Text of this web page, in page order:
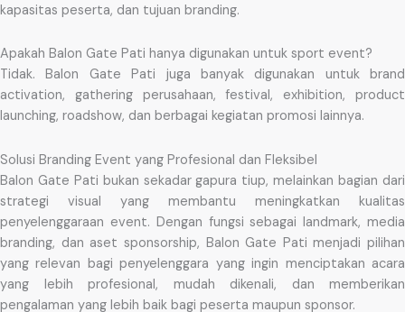
kapasitas peserta, dan tujuan branding.
Apakah Balon Gate Pati hanya digunakan untuk sport event?
Tidak. Balon Gate Pati juga banyak digunakan untuk brand
activation, gathering perusahaan, festival, exhibition, product
launching, roadshow, dan berbagai kegiatan promosi lainnya.
Solusi Branding Event yang Profesional dan Fleksibel
Balon Gate Pati bukan sekadar gapura tiup, melainkan bagian dari
strategi visual yang membantu meningkatkan kualitas
penyelenggaraan event. Dengan fungsi sebagai landmark, media
branding, dan aset sponsorship, Balon Gate Pati menjadi pilihan
yang relevan bagi penyelenggara yang ingin menciptakan acara
yang lebih profesional, mudah dikenali, dan memberikan
pengalaman yang lebih baik bagi peserta maupun sponsor.